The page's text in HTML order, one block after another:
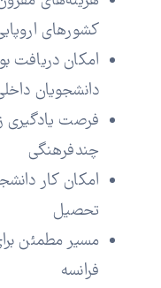
کشورهای
امکان دریافت
دانشجویان
فرصت یادگیری
چندفرهنگی
امکان کار
تحصیل
مسیر مطمئن
فرانسه